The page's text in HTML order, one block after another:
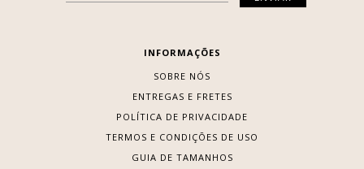
INFORMAÇÕES
SOBRE NÓS
ENTREGAS E FRETES
POLÍTICA DE PRIVACIDADE
TERMOS E CONDIÇÕES DE USO
GUIA DE TAMANHOS